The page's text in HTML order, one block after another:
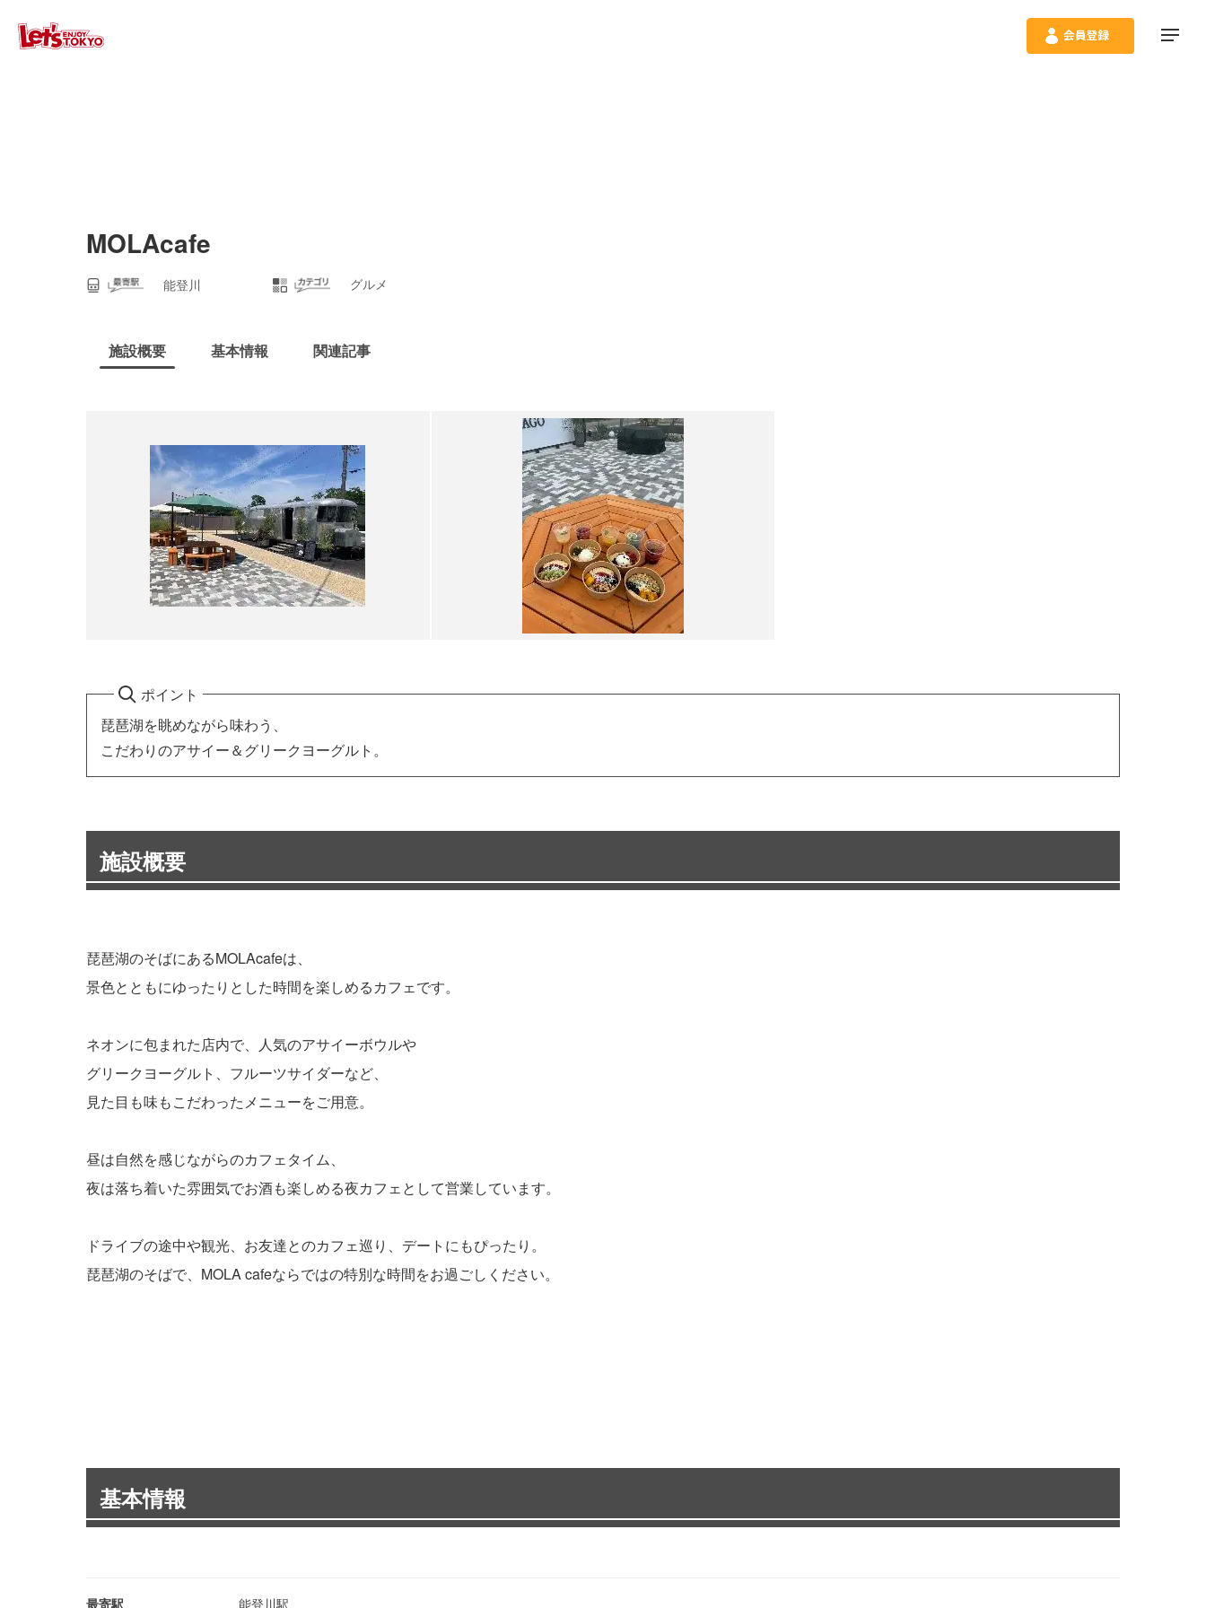
MOLAcafe
能登川 グルメ
施設概要 基本情報 関連記事
ポイント
琵琶湖を眺めながら味わう、
こだわりのアサイー＆グリークヨーグルト。
施設概要
琵琶湖のそばにあるMOLAcafeは、
景色とともにゆったりとした時間を楽しめるカフェです。
ネオンに包まれた店内で、人気のアサイーボウルや
グリークヨーグルト、フルーツサイダーなど、
見た目も味もこだわったメニューをご用意。
昼は自然を感じながらのカフェタイム、
夜は落ち着いた雰囲気でお酒も楽しめる夜カフェとして営業しています。
ドライブの途中や観光、お友達とのカフェ巡り、デートにもぴったり。
琵琶湖のそばで、MOLA cafeならではの特別な時間をお過ごしください。
基本情報
最寄駅 能登川駅